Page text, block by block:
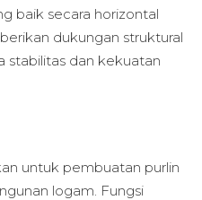
baik secara horizontal
dukungan struktural
stabilitas dan kekuatan
untuk pembuatan purlin
logam. Fungsi